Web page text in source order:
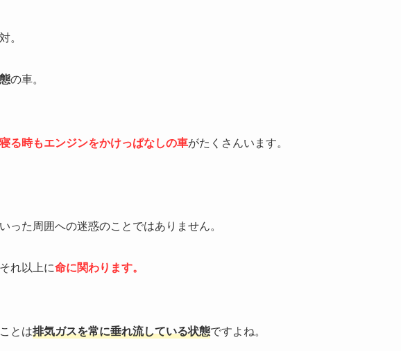
。
の車。
る時もエンジンをかけっぱなしの車がたくさんいます。
った周囲への迷惑のことではありません。
れ以上に命に関わります。
とは排気ガスを常に垂れ流している状態ですよね。